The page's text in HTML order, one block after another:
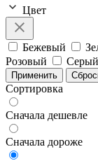
Цвет
Бежевый
Розовый
Серый
Применить
Сортировка
Сначала дешевле
Сначала дороже